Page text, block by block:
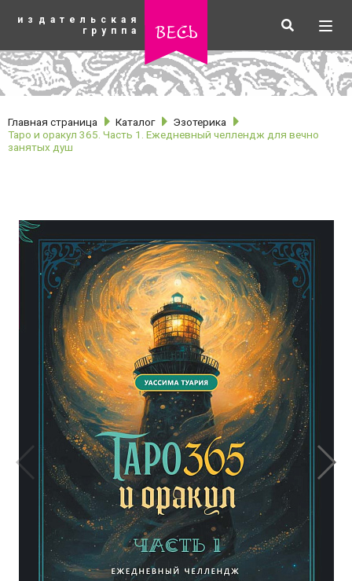
основному
издательская
группа
весь Искать
рубрики
Главная страница Каталог
Эзотерика
Таро и оракул 365. Часть 1. Ежедневный челлендж для вечно
занятых душ